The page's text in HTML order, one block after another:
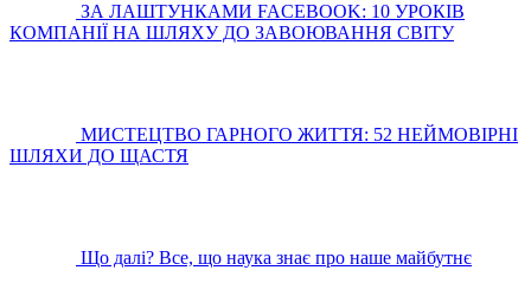
ЗА ЛАШТУНКАМИ FACEBOOK: 10 УРОКІВ
КОМПАНІЇ НА ШЛЯХУ ДО ЗАВОЮВАННЯ СВІТУ
МИСТЕЦТВО ГАРНОГО ЖИТТЯ: 52 НЕЙМОВІРНІ
ШЛЯХИ ДО ЩАСТЯ
Що далі? Все, що наука знає про наше майбутнє